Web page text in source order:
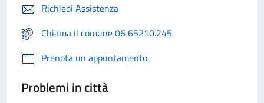
Richiedi Assistenza
Chiama il comune 06 65210.245
Prenota un appuntamento
Problemi in città